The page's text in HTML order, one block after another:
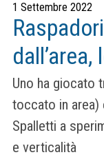
1 Settembre 2022
Uno ha giocato
toccato in area)
Spalletti a
e verticalità